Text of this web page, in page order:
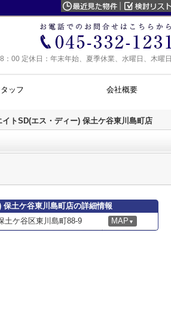
：00 定休日：年末年始、夏季休業、水曜日、木曜日
ッフ 会社概要
イトSD(エス・ディー) 保土ケ谷東川島町店
土ケ谷東川島町店の詳細情報
土ケ谷区東川島町88-9 MAP ▼